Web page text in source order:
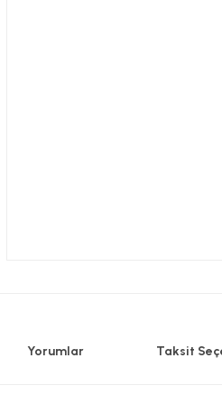
Yorumlar Taksit